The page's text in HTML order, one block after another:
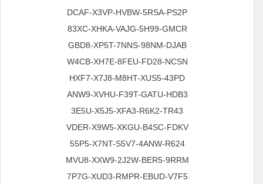
DCAF-X3VP-HVBW-5RSA-PS2P
83XC-XHKA-VAJG-5H99-GMCR
GBD8-XP5T-7NNS-98NM-DJAB
W4CB-XH7E-8FEU-FD28-NCSN
HXF7-X7J8-M8HT-XUS5-43PD
ANW9-XVHU-F39T-GATU-HDB3
3E5U-X5J5-XFA3-R6K2-TR43
VDER-X9W5-XKGU-B4SC-FDKV
55P5-X7NT-S5V7-4ANW-R624
MVU8-XXW9-2J2W-BER5-9RRM
7P7G-XUD3-RMPR-EBUD-V7F5